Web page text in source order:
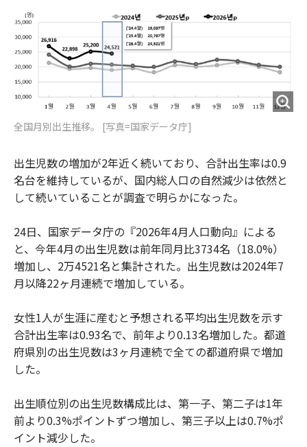
全国月別出生推移。 [写真=国家データ庁]
出生児数の増加が2年近く続いており、合計出生率は0.9
名台を維持しているが、国内総人口の自然減少は依然と
して続いていることが調査で明らかになった。
24日、国家データ庁の『2026年4月人口動向』による
と、今年4月の出生児数は前年同月比3734名（18.0%）
増加し、2万4521名と集計された。出生児数は2024年7
月以降22ヶ月連続で増加している。
女性1人が生涯に産むと予想される平均出生児数を示す
合計出生率は0.93名で、前年より0.13名増加した。都道
府県別の出生児数は3ヶ月連続で全ての都道府県で増加
した。
出生順位別の出生児数構成比は、第一子、第二子は1年
前より0.3%ポイントずつ増加し、第三子以上は0.7%ポ
イント減少した。